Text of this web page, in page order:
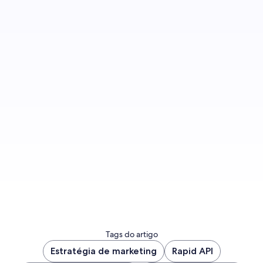
Tags do artigo
Estratégia de marketing Rapid API